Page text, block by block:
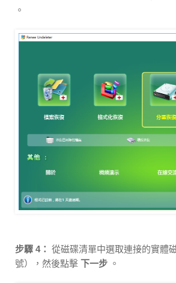
。
步驟 4： 從磁碟清單中選取連接的實體
號），然後點擊 下一步 。